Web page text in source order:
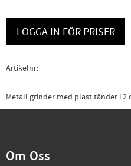
LOGGA IN FÖR PRISER
Artikelnr
Metall grinder med plast tänder i
Om Oss